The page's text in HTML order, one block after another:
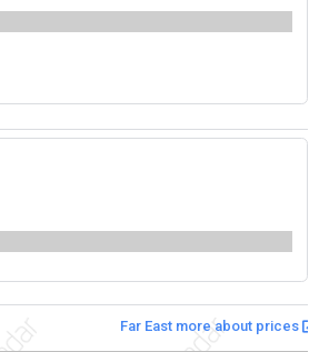
Far East more about prices